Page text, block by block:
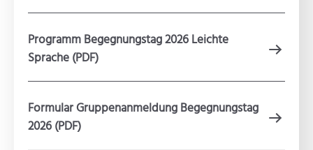
Programm Begegnungstag 2026 Leichte
Sprache (PDF)
Formular Gruppenanmeldung Begegnungstag
2026 (PDF)